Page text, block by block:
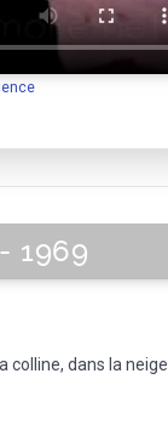
1969
dans la neige.